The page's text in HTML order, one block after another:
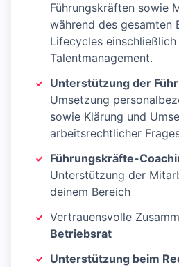
Führungskräften sowie
während des gesamten
Lifecycles
Talentmanagement.
Unterstützung der
Umsetzung
sowie Klärung und
arbeitsrechtlicher
Führungskräfte-
Unterstützung der
deinem Bereich
Vertrauensvolle
Betriebsrat
Unterstützung beim